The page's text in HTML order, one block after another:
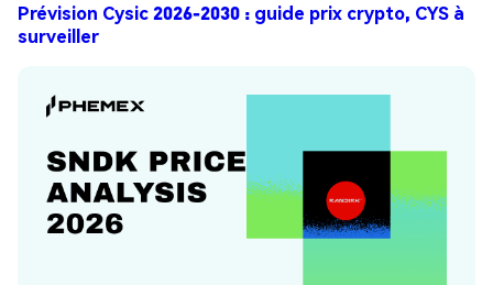
Prévision Cysic 2026-2030 : guide prix crypto, CYS à
surveiller